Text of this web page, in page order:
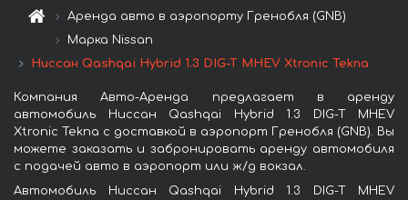
Аренда авто в аэропорту Гренобля (GNB)
Марка Nissan
Ниссан Qashqai Hybrid 1.3 DIG-T MHEV Xtronic Tekna
Компания Авто-Аренда предлагает в аренду
автомобиль Ниссан Qashqai Hybrid 1.3 DIG-T MHEV
Xtronic Tekna с доставкой в аэропорт Гренобля (GNB). Вы
можете заказать и забронировать аренду автомобиля
с подачей авто в аэропорт или ж/д вокзал.
Автомобиль Ниссан Qashqai Hybrid 1.3 DIG-T MHEV